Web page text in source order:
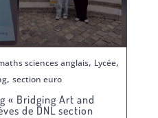
sciences anglais, Lycée,
, section euro
« Bridging Art and
de DNL section